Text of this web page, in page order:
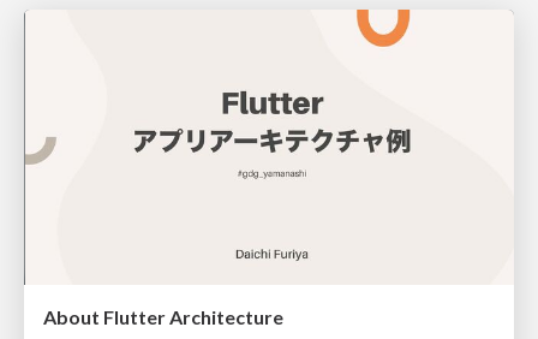
About Flutter Architecture